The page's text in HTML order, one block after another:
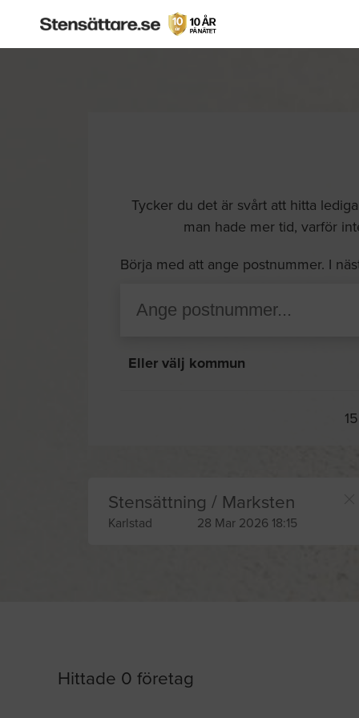
Tycker du det är svårt att hitta
man hade mer tid, varför
Börja med att ange postnummer. I
Eller välj kommun
Stensättning / Marksten
Karlstad 28 Mar 2026 18:15
Hittade 0 företag